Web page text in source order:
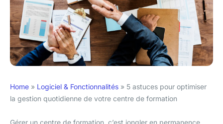
Home » Logiciel & Fonctionnalités » 5 astuces pour optimiser
la gestion quotidienne de votre centre de formation
Gérer un centre de formation, c’est jongler en permanence